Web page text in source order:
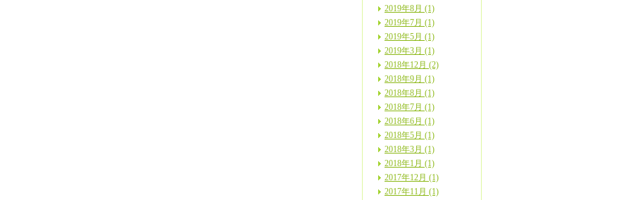
2019年8月 (1)
2019年7月 (1)
2019年5月 (1)
2019年3月 (1)
2018年12月 (2)
2018年9月 (1)
2018年8月 (1)
2018年7月 (1)
2018年6月 (1)
2018年5月 (1)
2018年3月 (1)
2018年1月 (1)
2017年12月 (1)
2017年11月 (1)